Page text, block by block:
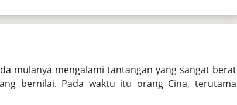
mulanya mengalami tantangan yang sangat berat
bernilai. Pada waktu itu orang Cina, terutama